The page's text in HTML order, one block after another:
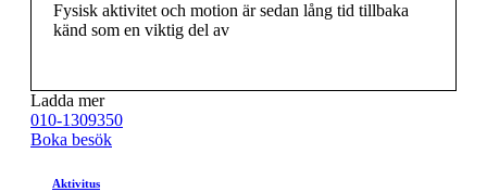
Fysisk aktivitet och motion är sedan lång tid tillbaka
känd som en viktig del av
Ladda mer
010-1309350
Boka besök
Aktivitus